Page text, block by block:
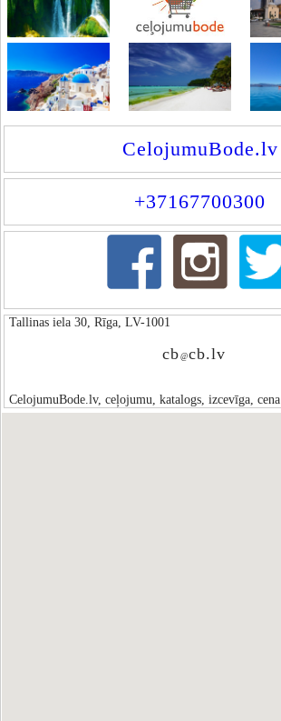
CelojumuBode.lv
+37167700300
Tallinas iela 30, Rīga, LV-1001
cb @cb.lv
CelojumuBode.lv, ceļojumu, katalogs, izcevīga, cena